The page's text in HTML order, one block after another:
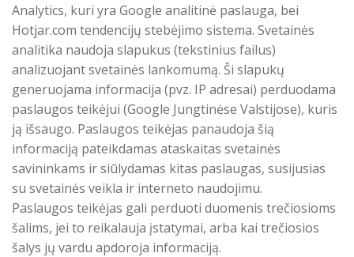
Analytics, kuri yra Google analitinė paslauga, bei
Hotjar.com tendencijų stebėjimo sistema. Svetainės
analitika naudoja slapukus (tekstinius failus)
analizuojant svetainės lankomumą. Ši slapukų
generuojama informacija (pvz. IP adresai) perduodama
paslaugos teikėjui (Google Jungtinėse Valstijose), kuris
ją išsaugo. Paslaugos teikėjas panaudoja šią
informaciją pateikdamas ataskaitas svetainės
savininkams ir siūlydamas kitas paslaugas, susijusias
su svetainės veikla ir interneto naudojimu.
Paslaugos teikėjas gali perduoti duomenis trečiosioms
šalims, jei to reikalauja įstatymai, arba kai trečiosios
šalys jų vardu apdoroja informaciją.